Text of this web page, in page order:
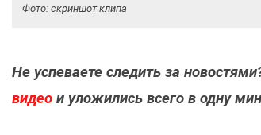
Фото: скриншот клипа
Не успеваете следить за
видео и уложились всего в одну